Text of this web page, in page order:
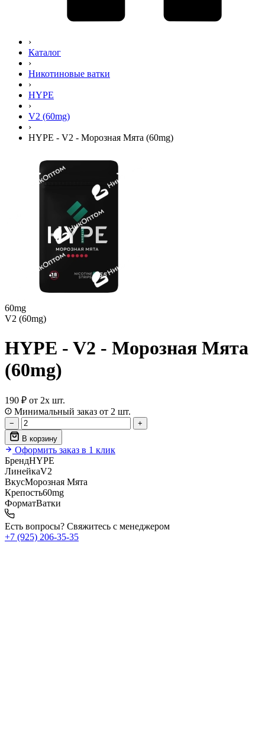
›
Каталог
›
Никотиновые ватки
›
HYPE
›
V2 (60mg)
›
HYPE - V2 - Морозная Мята (60mg)
60mg
V2 (60mg)
HYPE - V2 - Морозная Мята
(60mg)
190 ₽ от 2х шт.
Минимальный заказ от 2 шт.
−
+
В корзину
Оформить заказ в 1 клик
БрендHYPE
ЛинейкаV2
ВкусМорозная Мята
Крепость60mg
ФорматВатки
Есть вопросы? Свяжитесь с менеджером
+7 (925) 206‑35‑35